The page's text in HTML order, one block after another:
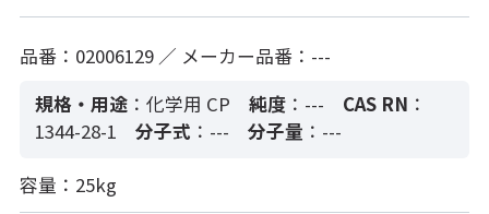
品番：02006129 ／ メーカー品番：---
規格・用途 ：化学用 CP 純度：--- CAS RN ：
1344-28-1
分子式 ：--- 分子量 ：---
容量：25kg